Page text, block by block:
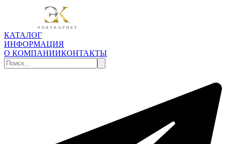
КАТАЛОГ
ИНФОРМАЦИЯ
О КОМПАНИИКОНТАКТЫ